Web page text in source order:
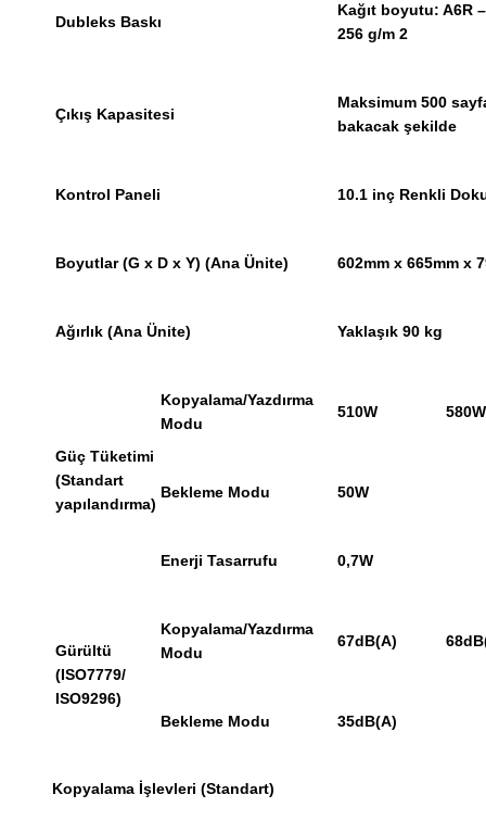
Dubleks Baskı
Kağıt boyutu: A6R
256 g/m 2
Çıkış Kapasitesi
Maksimum 500
bakacak şekilde
Kontrol Paneli 10.1 inç Renkli
Boyutlar (G x D x Y) (Ana Ünite) 602mm x 665mm x
Ağırlık (Ana Ünite) Yaklaşık 90 kg
Güç Tüketimi
(Standart
yapılandırma)
Kopyalama/Yazdırma
Modu
510W 580W
Bekleme Modu 50W
Enerji Tasarrufu 0,7W
Gürültü
(ISO7779/
ISO9296)
Kopyalama/Yazdırma
Modu
67dB(A)
Bekleme Modu 35dB(A)
Kopyalama İşlevleri (Standart)